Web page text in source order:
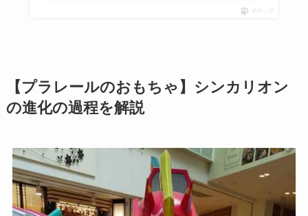
ポチップ
【プラレールのおもちゃ】シンカリオン
の進化の過程を解説